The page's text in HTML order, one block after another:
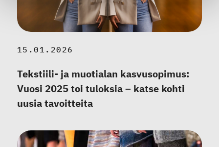
15.01.2026
Tekstiili- ja muotialan kasvusopimus:
Vuosi 2025 toi tuloksia – katse kohti
uusia tavoitteita